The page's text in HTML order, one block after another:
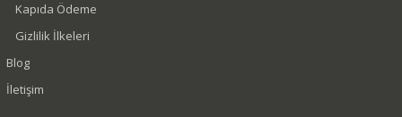
Kapıda Ödeme
Gizlilik İlkeleri
Blog
İletişim